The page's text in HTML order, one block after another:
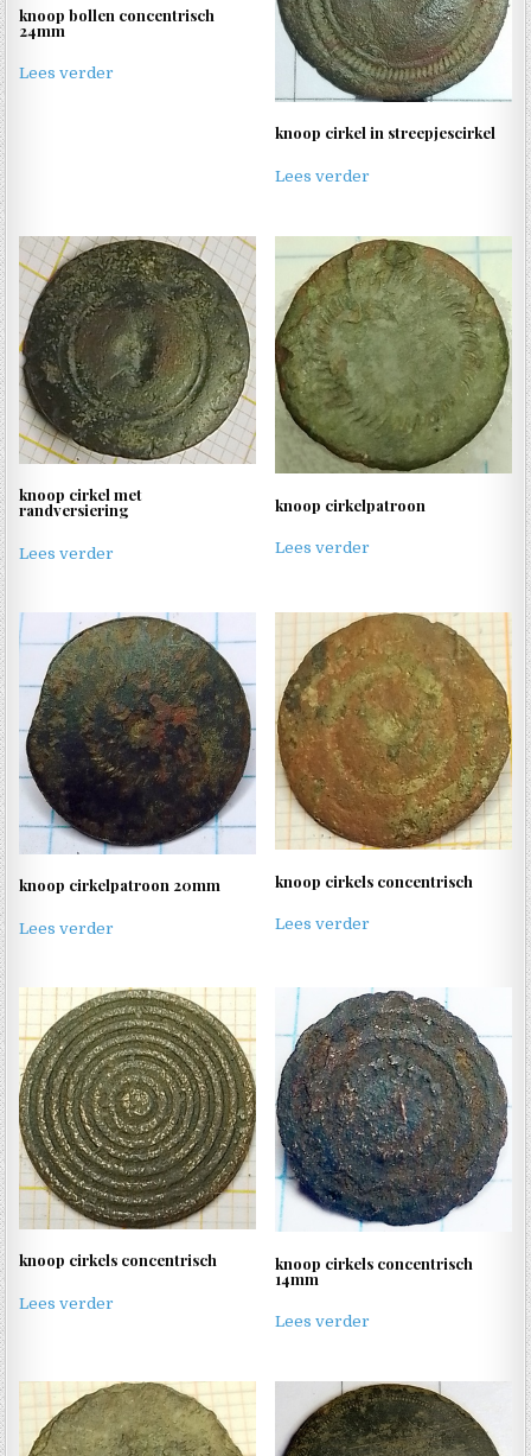
knoop bollen concentrisch
24mm
Lees verder
knoop cirkel in streepjescirkel
Lees verder
knoop cirkel met
randversiering
Lees verder
knoop cirkelpatroon
Lees verder
knoop cirkelpatroon 20mm
Lees verder
knoop cirkels concentrisch
Lees verder
knoop cirkels concentrisch
Lees verder
knoop cirkels concentrisch
14mm
Lees verder